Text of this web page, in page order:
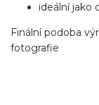
ideální jako
Finální podoba
fotografie